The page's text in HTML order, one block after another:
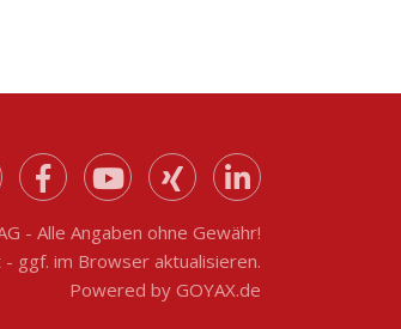
- Alle Angaben ohne Gewähr!
ggf. im Browser aktualisieren.
Powered by GOYAX.de